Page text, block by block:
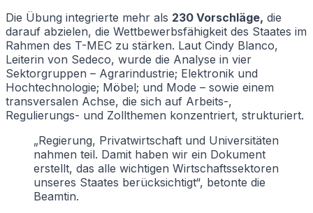
Die Übung integrierte mehr als 230 Vorschläge, die
darauf abzielen, die Wettbewerbsfähigkeit des Staates im
Rahmen des T-MEC zu stärken. Laut Cindy Blanco,
Leiterin von Sedeco, wurde die Analyse in vier
Sektorgruppen – Agrarindustrie; Elektronik und
Hochtechnologie; Möbel; und Mode – sowie einem
transversalen Achse, die sich auf Arbeits-,
Regulierungs- und Zollthemen konzentriert, strukturiert.
„Regierung, Privatwirtschaft und Universitäten
nahmen teil. Damit haben wir ein Dokument
erstellt, das alle wichtigen Wirtschaftssektoren
unseres Staates berücksichtigt“, betonte die
Beamtin.